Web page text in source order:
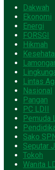
Dakwah
Ekonomi
Energi
FORSGI
Hikmah
Lintas
Nasional
Pangan
PC LDII
Pemuda
Sako
Seputar
Tokoh
Wanita